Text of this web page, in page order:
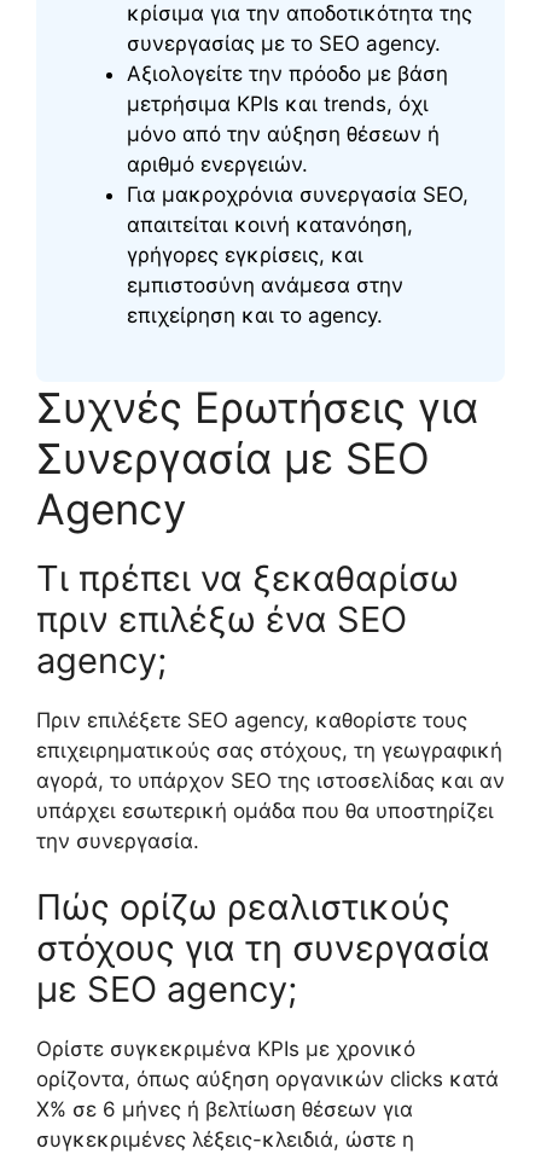
κρίσιμα για την αποδοτικότητα της
συνεργασίας με το SEO agency.
Αξιολογείτε την πρόοδο με βάση
μετρήσιμα KPIs και trends, όχι
μόνο από την αύξηση θέσεων ή
αριθμό ενεργειών.
Για μακροχρόνια συνεργασία SEO,
απαιτείται κοινή κατανόηση,
γρήγορες εγκρίσεις, και
εμπιστοσύνη ανάμεσα στην
επιχείρηση και το agency.
Συχνές Ερωτήσεις για
Συνεργασία με SEO
Agency
Τι πρέπει να ξεκαθαρίσω
πριν επιλέξω ένα SEO
agency;
Πριν επιλέξετε SEO agency, καθορίστε τους
επιχειρηματικούς σας στόχους, τη γεωγραφική
αγορά, το υπάρχον SEO της ιστοσελίδας και αν
υπάρχει εσωτερική ομάδα που θα υποστηρίζει
την συνεργασία.
Πώς ορίζω ρεαλιστικούς
στόχους για τη συνεργασία
με SEO agency;
Ορίστε συγκεκριμένα KPIs με χρονικό
ορίζοντα, όπως αύξηση οργανικών clicks κατά
Χ% σε 6 μήνες ή βελτίωση θέσεων για
συγκεκριμένες λέξεις-κλειδιά, ώστε η